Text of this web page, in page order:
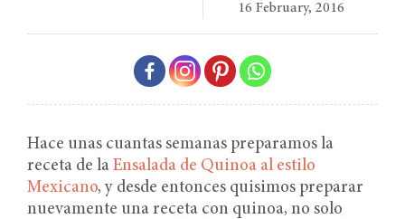
16 February, 2016
Hace unas cuantas semanas preparamos la
receta de la Ensalada de Quinoa al estilo
Mexicano, y desde entonces quisimos preparar
nuevamente una receta con quinoa, no solo